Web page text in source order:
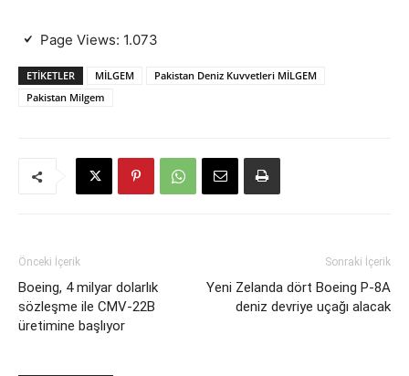
Page Views: 1.073
ETIKETLER MİLGEM
Pakistan Deniz Kuvvetleri MİLGEM
Pakistan Milgem
Önceki İçerik
Boeing, 4 milyar dolarlık
sözleşme ile CMV-22B
üretimine başlıyor
Sonraki İçerik
Yeni Zelanda dört Boeing P-8A
deniz devriye uçağı alacak